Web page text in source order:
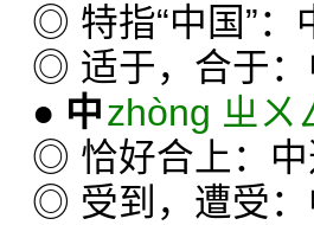
◎ 特指“中国”：
◎ 适于，合于：
● 中zhòng ㄓㄨ
◎ 恰好合上：中
◎ 受到，遭受：